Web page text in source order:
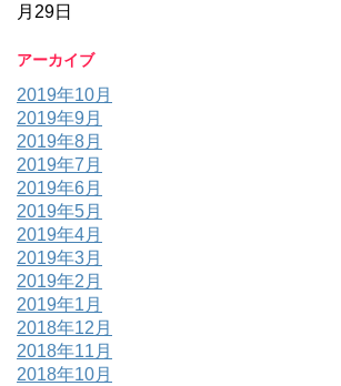
月29日
アーカイブ
2019年10月
2019年9月
2019年8月
2019年7月
2019年6月
2019年5月
2019年4月
2019年3月
2019年2月
2019年1月
2018年12月
2018年11月
2018年10月